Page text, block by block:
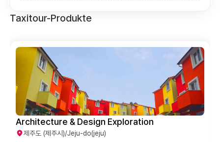
Taxitour-Produkte
Architecture & Design Exploration
제주도 (제주시)/Jeju-do(jeju)